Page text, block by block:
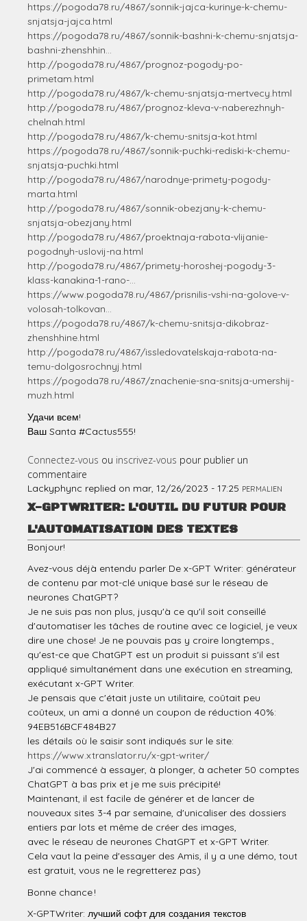
https://pogoda78.ru/4867/sonnik-jajca-kurinye-k-chemu-
snjatsja-jajca.html
https://pogoda78.ru/4867/sonnik-bashni-k-chemu-snjatsja-
bashni-zhenshhin...
http://pogoda78.ru/4867/prognoz-pogody-po-
primetam.html
http://pogoda78.ru/4867/k-chemu-snjatsja-mertvecy.html
http://pogoda78.ru/4867/prognoz-kleva-v-naberezhnyh-
chelnah.html
http://pogoda78.ru/4867/k-chemu-snitsja-kot.html
https://pogoda78.ru/4867/sonnik-puchki-rediski-k-chemu-
snjatsja-puchki.html
http://pogoda78.ru/4867/narodnye-primety-pogody-
marta.html
http://pogoda78.ru/4867/sonnik-obezjany-k-chemu-
snjatsja-obezjany.html
http://pogoda78.ru/4867/proektnaja-rabota-vlijanie-
pogodnyh-uslovij-na.html
http://pogoda78.ru/4867/primety-horoshej-pogody-3-
klass-kanakina-1-rano-...
https://www.pogoda78.ru/4867/prisnilis-vshi-na-golove-v-
volosah-tolkovan...
https://pogoda78.ru/4867/k-chemu-snitsja-dikobraz-
zhenshhine.html
http://pogoda78.ru/4867/issledovatelskaja-rabota-na-
temu-dolgosrochnyj.html
https://pogoda78.ru/4867/znachenie-sna-snitsja-umershij-
muzh.html
Удачи всем!
Ваш Santa #Cactus555!
Connectez-vous ou inscrivez-vous pour publier un
commentaire
Lackyphync replied on mar, 12/26/2023 - 17:25 PERMALIEN
X-GPTWRITER: L'OUTIL DU FUTUR POUR
L'AUTOMATISATION DES TEXTES
Bonjour!
Avez-vous déjà entendu parler De x-GPT Writer: générateur
de contenu par mot-clé unique basé sur le réseau de
neurones ChatGPT?
Je ne suis pas non plus, jusqu'à ce qu'il soit conseillé
d'automatiser les tâches de routine avec ce logiciel, je veux
dire une chose! Je ne pouvais pas y croire longtemps.,
qu'est-ce que ChatGPT est un produit si puissant s'il est
appliqué simultanément dans une exécution en streaming,
exécutant x-GPT Writer.
Je pensais que c'était juste un utilitaire, coûtait peu
coûteux, un ami a donné un coupon de réduction 40%:
94EB516BCF484B27
les détails où le saisir sont indiqués sur le site:
https://www.xtranslator.ru/x-gpt-writer/
J'ai commencé à essayer, à plonger, à acheter 50 comptes
ChatGPT à bas prix et je me suis précipité!
Maintenant, il est facile de générer et de lancer de
nouveaux sites 3-4 par semaine, d'unicaliser des dossiers
entiers par lots et même de créer des images,
avec le réseau de neurones ChatGPT et x-GPT Writer.
Cela vaut la peine d'essayer des Amis, il y a une démo, tout
est gratuit, vous ne le regretterez pas)
Bonne chance !
X-GPTWriter: лучший софт для создания текстов